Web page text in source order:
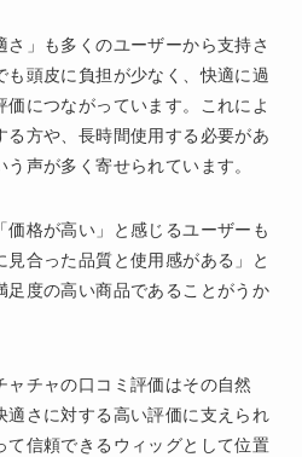
さ」も多くのユーザーから支持さ
頭皮に負担が少なく、快適に過
につながっています。これによ
る方や、長時間使用する必要があ
声が多く寄せられています。
格が高い」と感じるユーザーも
合った品質と使用感がある」と
足度の高い商品であることがうか
ャチャの口コミ評価はその自然
適さに対する高い評価に支えられ
て信頼できるウィッグとして位置